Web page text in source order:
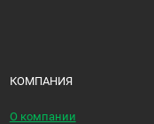
КОМПАНИЯ
О компании